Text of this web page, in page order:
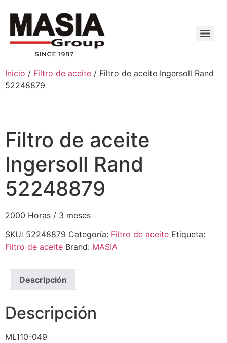
Inicio / Filtro de aceite / Filtro de aceite Ingersoll Rand
52248879
Filtro de aceite
Ingersoll Rand
52248879
2000 Horas / 3 meses
SKU: 52248879 Categoría: Filtro de aceite Etiqueta:
Filtro de aceite Brand: MASIA
Descripción
Descripción
ML110-049